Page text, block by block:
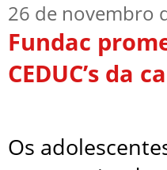
26 de novembro
Fundac
CEDUC’s da
Os